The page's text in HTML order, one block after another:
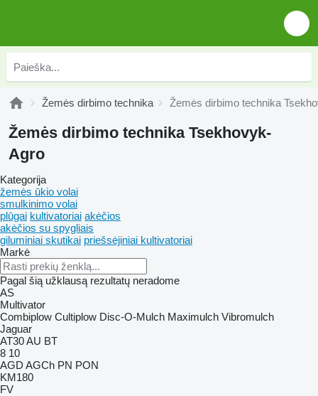
Žemės dirbimo technika Žemės dirbimo technika
Žemės dirbimo technika Tsekhovyk-
Agro
Kategorija
žemės ūkio volai
smulkinimo volai
plūgai kultivatoriai akėčios
akėčios su spygliais
giluminiai skutikai priešsėjiniai kultivatoriai
Markė
Pagal šią užklausą rezultatų neradome
AS
Multivator
Combiplow Cultiplow Disc-O-Mulch Maximulch Vibromulch
Jaguar
AT30AU BT
8 10
AGD AGCh PN PON
KM180
FV